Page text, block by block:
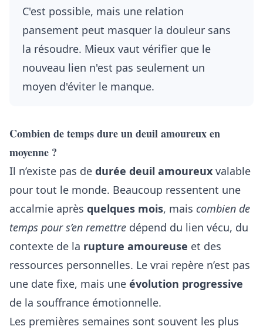
C'est possible, mais une relation
pansement peut masquer la douleur sans
la résoudre. Mieux vaut vérifier que le
nouveau lien n'est pas seulement un
moyen d'éviter le manque.
Combien de temps dure un deuil amoureux en
moyenne ?
Il n’existe pas de durée deuil amoureux valable
pour tout le monde. Beaucoup ressentent une
accalmie après quelques mois, mais combien de
temps pour s’en remettre dépend du lien vécu, du
contexte de la rupture amoureuse et des
ressources personnelles. Le vrai repère n’est pas
une date fixe, mais une évolution progressive
de la souffrance émotionnelle.
Les premières semaines sont souvent les plus